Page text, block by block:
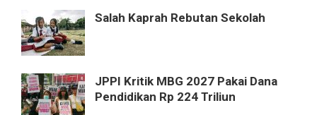
Salah Kaprah Rebutan Sekolah
JPPI Kritik MBG 2027 Pakai Dana
Pendidikan Rp 224 Triliun